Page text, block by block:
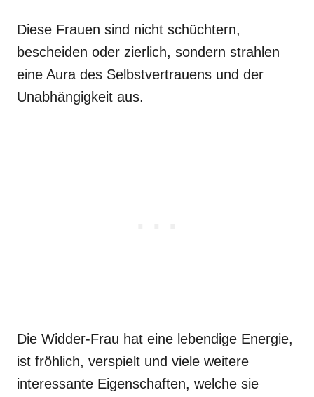
Diese Frauen sind nicht schüchtern,
bescheiden oder zierlich, sondern strahlen
eine Aura des Selbstvertrauens und der
Unabhängigkeit aus.
Die Widder-Frau hat eine lebendige Energie,
ist fröhlich, verspielt und viele weitere
interessante Eigenschaften, welche sie